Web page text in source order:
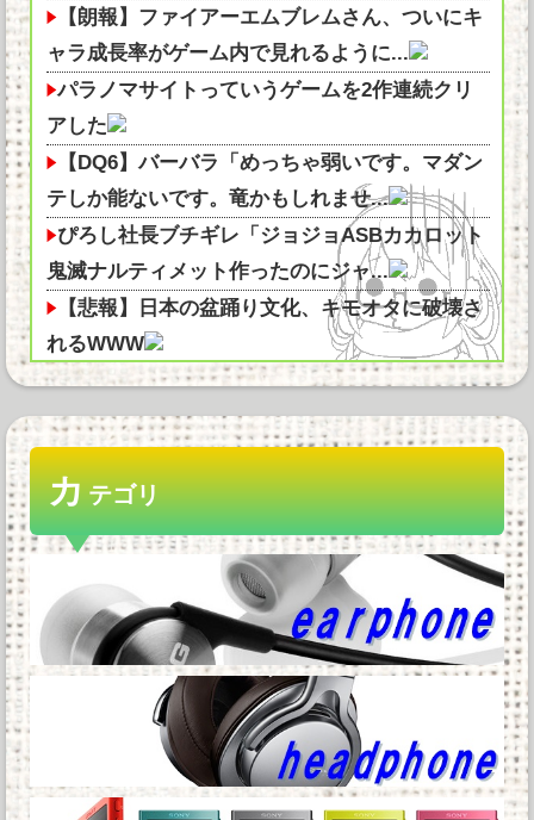
【朗報】ファイアーエムブレムさん、ついにキ
ャラ成長率がゲーム内で見れるように...
パラノマサイトっていうゲームを2作連続クリ
アした
【DQ6】バーバラ「めっちゃ弱いです。マダン
テしか能ないです。竜かもしれませ...
ぴろし社長ブチギレ「ジョジョASBカカロット
鬼滅ナルティメット作ったのにジャ...
【悲報】日本の盆踊り文化、キモオタに破壊さ
れるWWW
【画像】みい山作者「居酒屋行く奴はバカ。ホ
ストの初回なら居酒屋より安く飲めて...
【朗報】ホロライブ、配信しなくても月収1500
万円の超ホワイト企業だった
おまえらAmazonのレビューって書いてる？他
PCゲーム「まず20万円以上のPCを買います」
←これ他
オタク「パソコン自作できます」DQN「自分で
車やバイクいじれます」他
カテゴリ